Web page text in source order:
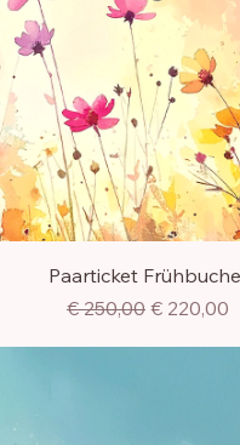
Paarticket Frühbucher
Standardpreis
€ 250,00Sale-Preis
€ 220,00